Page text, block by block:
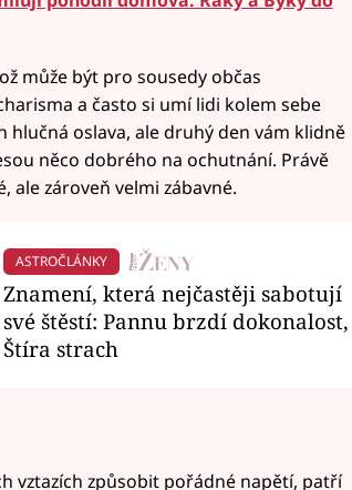
může být pro sousedy občas
a často si umí lidi kolem sebe
hlučná oslava, ale druhý den vám klidně
něco dobrého na ochutnání. Právě
ale zároveň velmi zábavné.
ASTROČLÁNKY
Znamení, která nejčastěji sabotují
své štěstí: Pannu brzdí dokonalost,
Štíra strach
vztazích způsobit pořádné napětí, patří